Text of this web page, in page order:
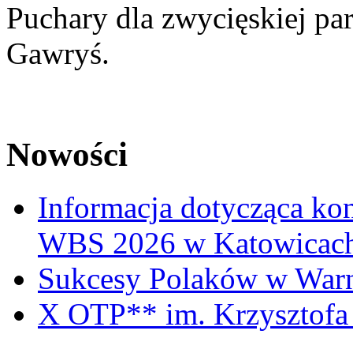
Puchary dla zwycięskiej
Gawryś.
Nowości
Informacja dotycząca
WBS 2026 w
Sukcesy Polaków w
X OTP** im. Krzysztofa